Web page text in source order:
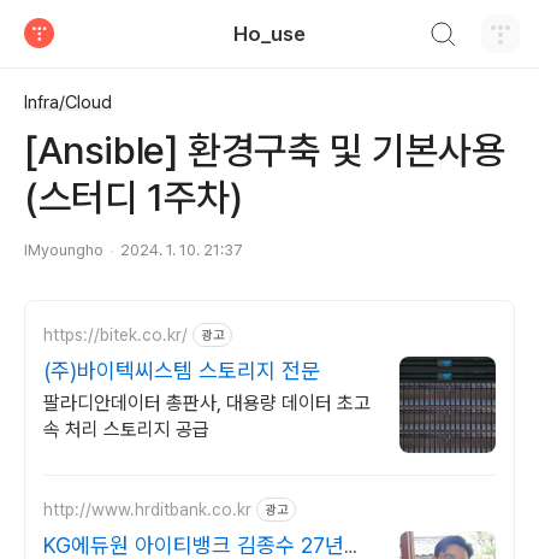
Ho_use
Infra/Cloud
[Ansible] 환경구축 및 기본사용
(스터디 1주차)
IMyoungho 2024. 1. 10. 21:37
https://bitek.co.kr/ 광고
(주)바이텍씨스템 스토리지 전문
팔라디안데이터 총판사, 대용량 데이터 초고
속 처리 스토리지 공급
http://www.hrditbank.co.kr 광고
KG에듀원 아이티뱅크 김종수 27년경